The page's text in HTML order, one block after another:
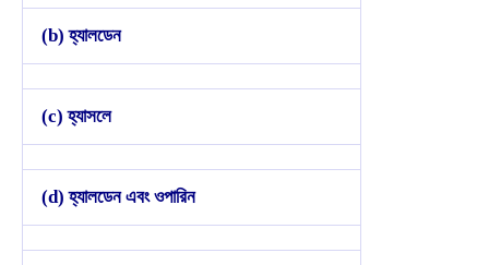
(b) হ্যালডেন
(c) হ্যাসলে
(d) হ্যালডেন এবং ওপারিন